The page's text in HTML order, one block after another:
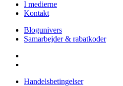
I medierne
Kontakt
Blogunivers
Samarbejder & rabatkoder
Handelsbetingelser